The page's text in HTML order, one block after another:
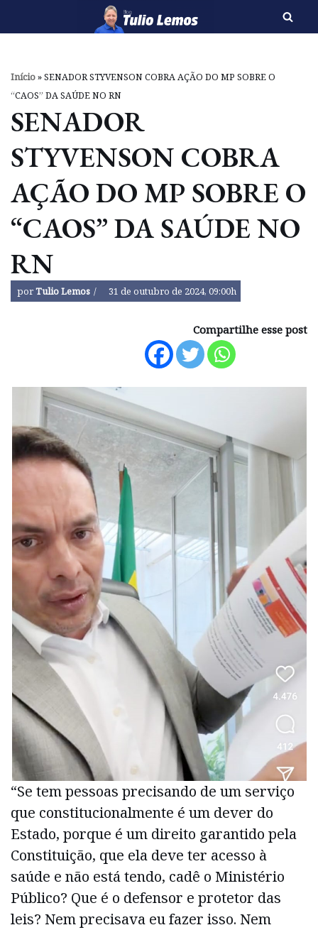
o
conteúdo
Início»SENADOR STYVENSON COBRA AÇÃO DO MP SOBRE O
“CAOS” DA SAÚDE NO RN
SENADOR
STYVENSON COBRA
AÇÃO DO MP SOBRE O
“CAOS” DA SAÚDE NO
RN
porTulio Lemos 31 de outubro de 2024, 09:00h
Compartilhe esse post
“Se tem pessoas precisando de um serviço
que constitucionalmente é um dever do
Estado, porque é um direito garantido pela
Constituição, que ela deve ter acesso à
saúde e não está tendo, cadê o Ministério
Público? Que é o defensor e protetor das
leis? Nem precisava eu fazer isso. Nem